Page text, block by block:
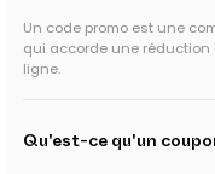
Un code promo est une
qui accorde une
ligne.
Qu'est-ce qu'un